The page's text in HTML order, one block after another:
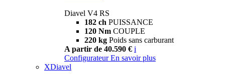
Diavel V4 RS
182 ch PUISSANCE
120 Nm COUPLE
220 kg Poids sans carburant
A partir de 40.590 € i
Configurateur En savoir plus
XDiavel